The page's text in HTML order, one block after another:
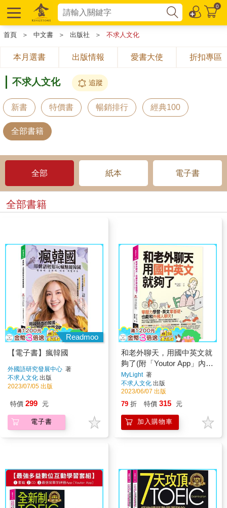
0
首頁 ＞ 中文書 ＞ 出版社 ＞ 不求人文化
本月選書 出版情報 愛書大使 折扣專區
不求人文化 追蹤
新書 特價書 暢銷排行 經典100
全部書籍
全部 紙本 電子書
全部書籍
Readmoo
【電子書】瘋韓國
外國語研究發展中心 著
不求人文化 出版
2023/07/05 出版
特價 299 元
電子書
和老外聊天，用國中英文就
夠了(附「Youtor App」內含
VRP虛擬點讀筆)
MyLight著
不求人文化 出版
2023/06/07 出版
79 折 特價 315 元
加入購物車